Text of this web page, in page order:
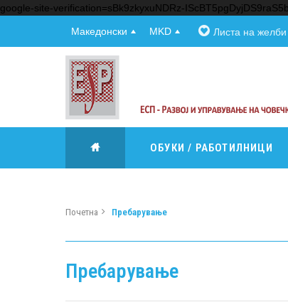
google-site-verification=sBk9zkyxuNDRz-
Македонски MKD Листа на
ОБУКИ / РАБОТИЛНИЦИ
Почетна Пребарување
Пребарување